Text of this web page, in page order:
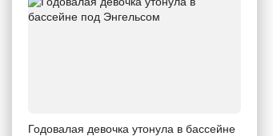
Годовалая девочка утонула в бассейне